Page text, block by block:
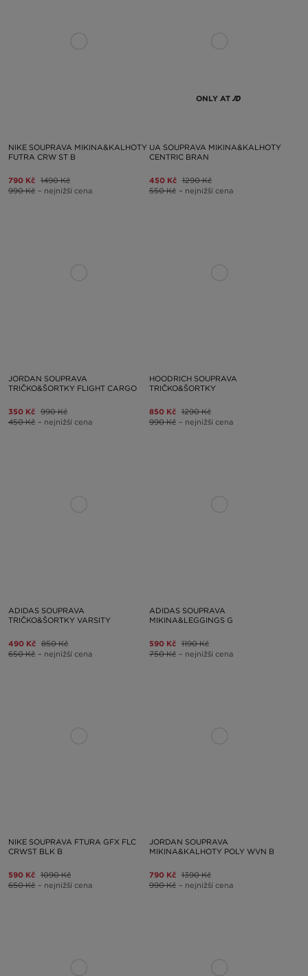
NIKE SOUPRAVA MIKINA&KALHOTY
FUTRA CRW ST B
790 Kč 1490 Kč
990 Kč – nejnižší cena
ONLY AT
UA SOUPRAVA MIKINA&KALHOTY
CENTRIC BRAN
450 Kč 1290 Kč
550 Kč – nejnižší cena
JORDAN SOUPRAVA
TRIČKO&ŠORTKY FLIGHT CARGO
350 Kč 990 Kč
450 Kč – nejnižší cena
HOODRICH SOUPRAVA
TRIČKO&ŠORTKY
850 Kč 1290 Kč
990 Kč – nejnižší cena
ADIDAS SOUPRAVA
TRIČKO&ŠORTKY VARSITY
490 Kč 850 Kč
650 Kč – nejnižší cena
ADIDAS SOUPRAVA
MIKINA&LEGGINGS G
590 Kč 1190 Kč
750 Kč – nejnižší cena
NIKE SOUPRAVA FTURA GFX FLC
CRWST BLK B
590 Kč 1090 Kč
650 Kč – nejnižší cena
JORDAN SOUPRAVA
MIKINA&KALHOTY POLY WVN B
790 Kč 1390 Kč
990 Kč – nejnižší cena